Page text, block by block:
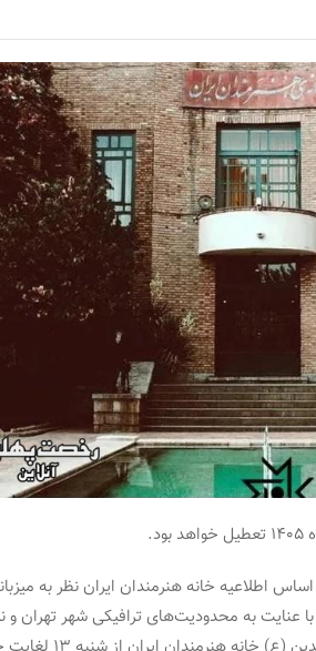
اطلاعیه خانه هنرمندان ایران نظر به
عنایت به محدودیت‌های ترافیکی شهر تهران و